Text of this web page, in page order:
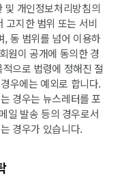
및 개인정보처리방침의
고지한 범위 또는 서비
동 범위를 넘어 이용하
원이 공개에 동의한 경
으로 법령에 정해진 절
우에는 예외로 합니다.
경우는 뉴스레터를 포
일 발송 등의 경우로서
경우가 있습니다.